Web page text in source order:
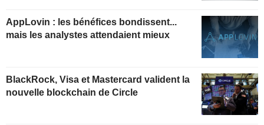
actuelles
AppLovin : les bénéfices bondissent...
mais les analystes attendaient mieux
BlackRock, Visa et Mastercard valident la
nouvelle blockchain de Circle